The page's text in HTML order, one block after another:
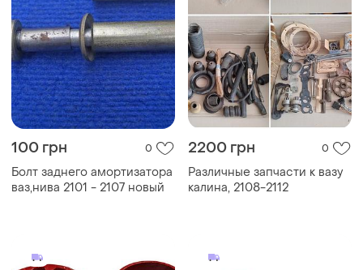
100 грн 0
Болт заднего амортизатора
ваз,нива 2101 - 2107 новый
2200 грн 0
Различные запчасти к вазу
калина, 2108-2112